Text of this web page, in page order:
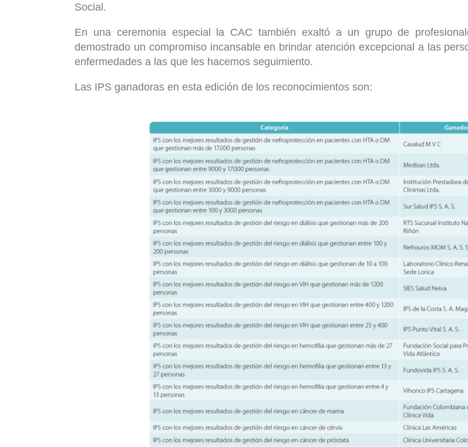
Social.
En una ceremonia especial la CAC también exaltó a un grupo de
demostrado un compromiso incansable en brindar atención excepcional a las
enfermedades a las que les hacemos seguimiento.
Las IPS ganadoras en esta edición de los reconocimientos son: